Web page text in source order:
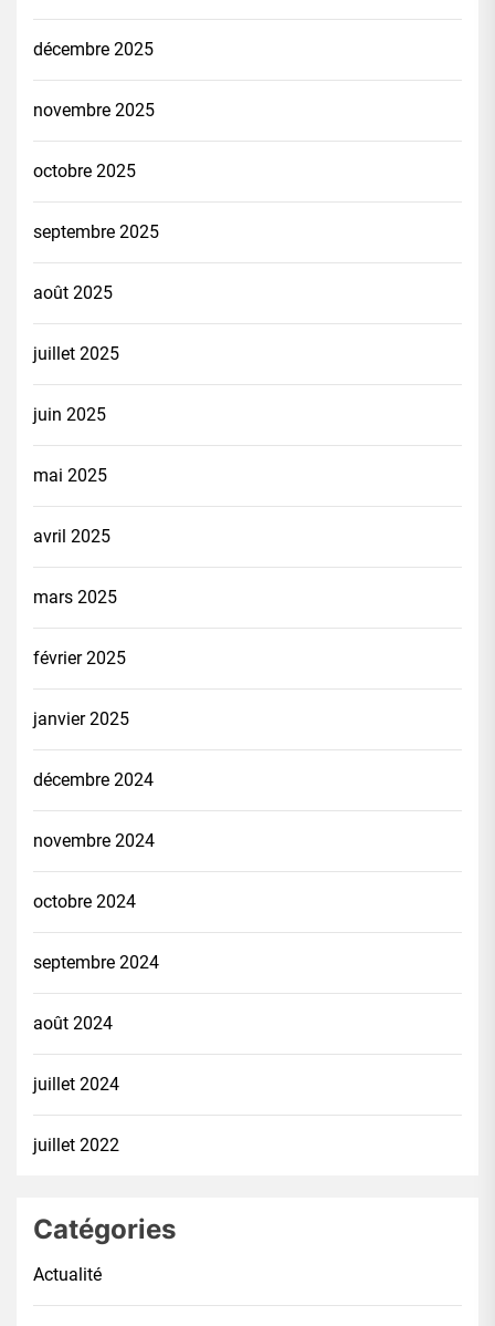
décembre 2025
novembre 2025
octobre 2025
septembre 2025
août 2025
juillet 2025
juin 2025
mai 2025
avril 2025
mars 2025
février 2025
janvier 2025
décembre 2024
novembre 2024
octobre 2024
septembre 2024
août 2024
juillet 2024
juillet 2022
Catégories
Actualité